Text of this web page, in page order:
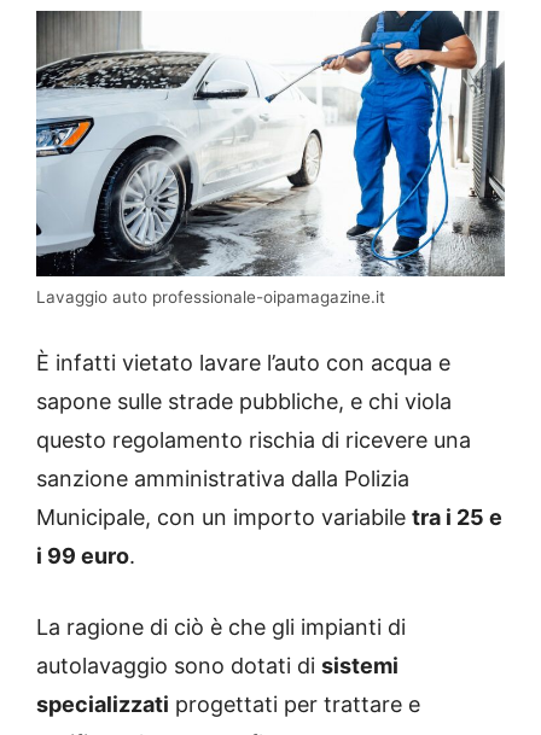
Lavaggio auto professionale-oipamagazine.it
È infatti vietato lavare l’auto con acqua e
sapone sulle strade pubbliche, e chi viola
questo regolamento rischia di ricevere una
sanzione amministrativa dalla Polizia
Municipale, con un importo variabile tra i 25 e
i 99 euro.
La ragione di ciò è che gli impianti di
autolavaggio sono dotati di sistemi
specializzati progettati per trattare e